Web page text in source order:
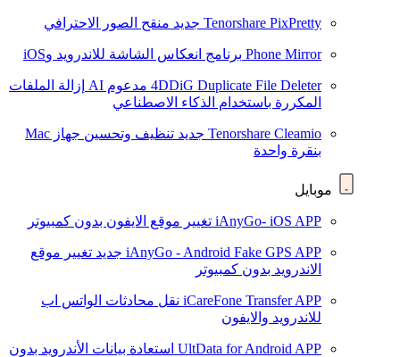
Tenorshare PixPretty جديد منقح الصور الاحترافي
Phone Mirror برنامج انعكاس الشاشة للاندرويد وiOS
4DDiG Duplicate File Deleter مدعوم AI
إزالة الملفات
المكررة باستخدام الذكاء الاصطناعي
Tenorshare Cleamio جديد
تنظيف وتحسين جهاز Mac
بنقرة واحدة
موبايل
iAnyGo- iOS APP تغيير موقع الايفون بدون كمبيوتر
iAnyGo - Android Fake GPS APP جديد تغيير موقع
الاندرويد بدون كمبيوتر
iCareFone Transfer APP نقل محادثات الواتس اب
للاندرويد والايفون
UltData for Android APP استعادة بيانات الأندرويد بدون